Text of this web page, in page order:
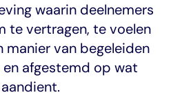
waarin deelnemers
te vertragen, te voelen
manier van begeleiden
afgestemd op wat